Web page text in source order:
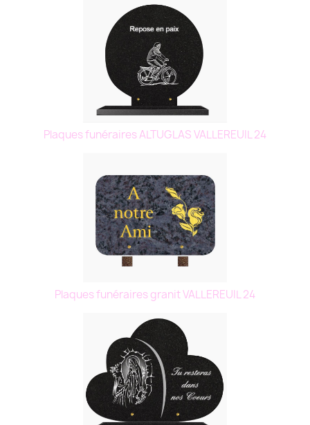
Plaques funéraires ALTUGLAS VALLEREUIL 24
Plaques funéraires granit VALLEREUIL 24